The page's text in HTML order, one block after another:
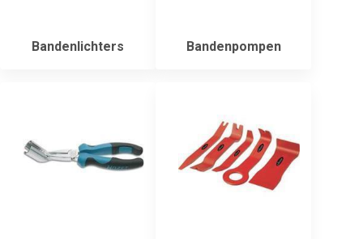
Bandenlichters Bandenpompen